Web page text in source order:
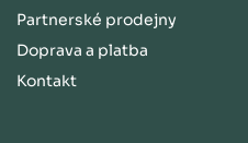
Partnerské prodejny
Doprava a platba
Kontakt